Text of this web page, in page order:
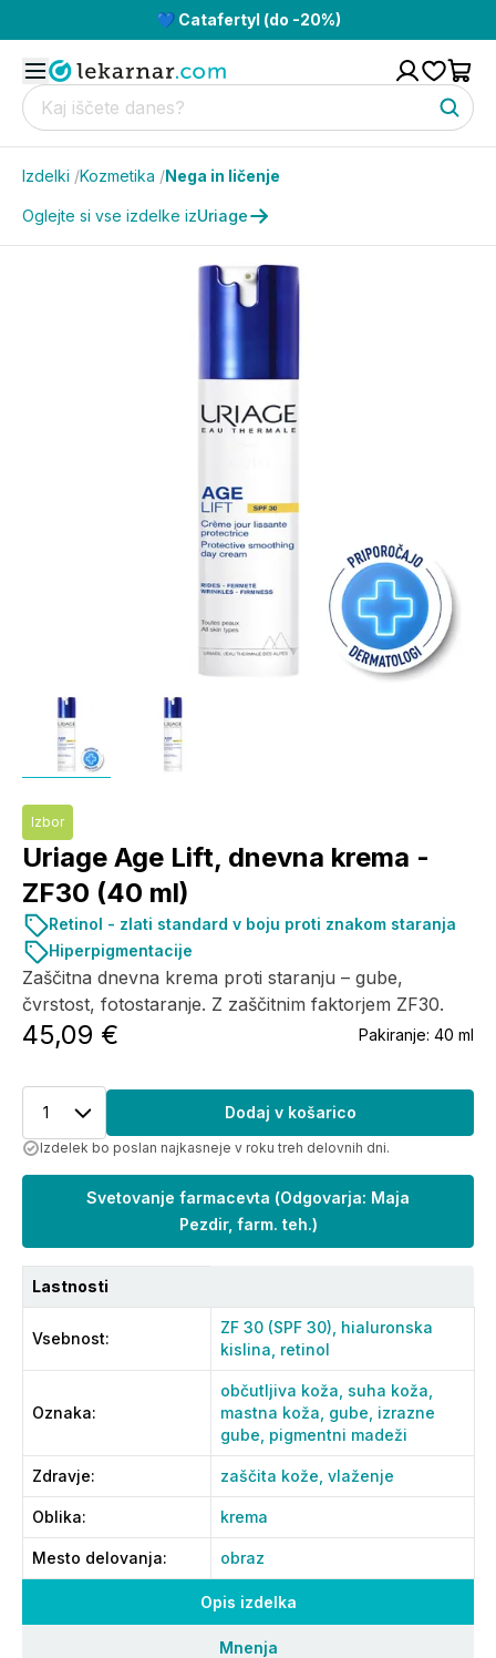
💙 Catafertyl (do -20%)
Izdelki /Kozmetika /Nega in ličenje
Oglejte si vse izdelke izUriage
Opis izdelka
Mnenja
Izbor
Uriage Age Lift, dnevna krema -
ZF30 (40 ml)
Zaščitna dnevna krema proti staranju – gube,
čvrstost, fotostaranje. Z zaščitnim faktorjem ZF30.
45,09 € Pakiranje: 40 ml
Retinol - zlati standard v boju proti znakom staranja
Hiperpigmentacije
1 Dodaj v košarico
Izdelek bo poslan najkasneje v roku treh delovnih dni.
Svetovanje farmacevta (Odgovarja: Maja
Pezdir, farm. teh.)
Lastnosti
Vsebnost:
ZF 30 (SPF 30), hialuronska
kislina, retinol
Oznaka:
občutljiva koža, suha koža,
mastna koža, gube, izrazne
gube, pigmentni madeži
Zdravje: zaščita kože, vlaženje
Oblika: krema
Mesto delovanja: obraz